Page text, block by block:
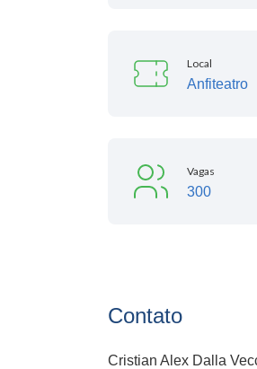
Local
Anfiteatro
Vagas
300
Contato
Cristian Alex Dalla